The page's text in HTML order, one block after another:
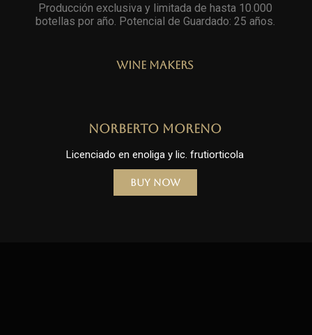
Producción exclusiva y limitada de hasta 10.000
botellas por año. Potencial de Guardado: 25 años
Wine Makers
Norberto Moreno
Licenciado en enoliga y lic. frutiorticola
Buy Now